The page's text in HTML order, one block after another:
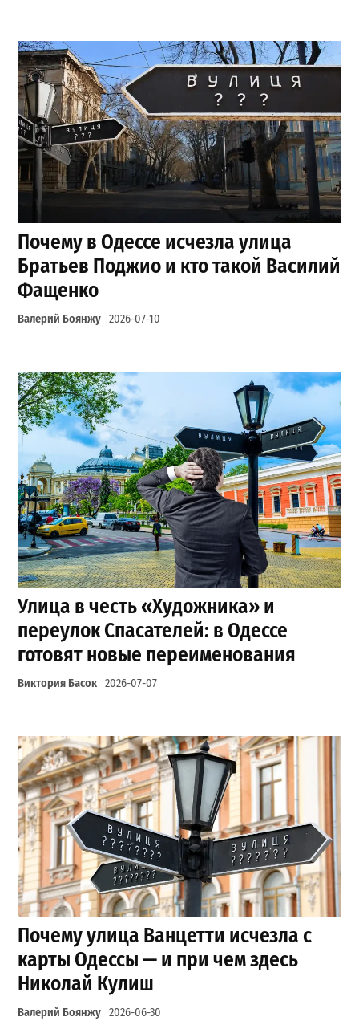
Почему в Одессе исчезла улица
Братьев Поджио и кто такой Василий
Фащенко
Валерий Боянжу 2026-07-10
Улица в честь «Художника» и
переулок Спасателей: в Одессе
готовят новые переименования
Виктория Басок 2026-07-07
Почему улица Ванцетти исчезла с
карты Одессы — и при чем здесь
Николай Кулиш
Валерий Боянжу 2026-06-30